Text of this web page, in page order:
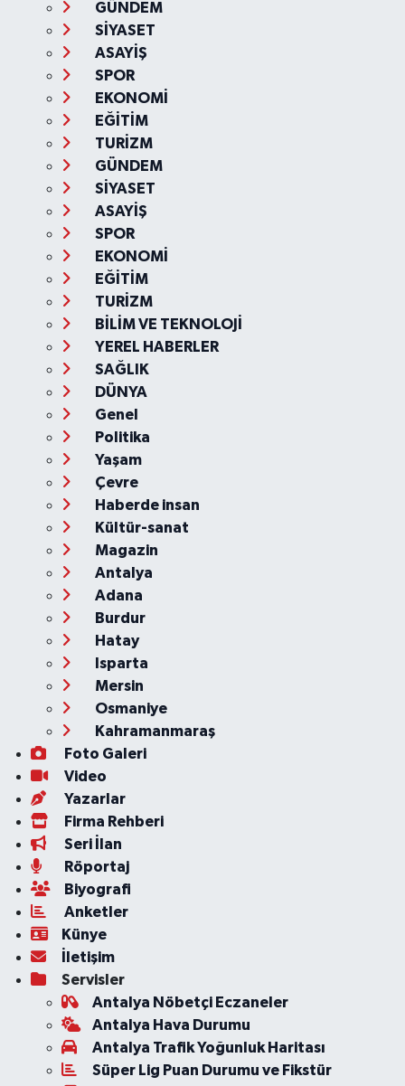
GÜNDEM
SİYASET
ASAYİŞ
SPOR
EKONOMİ
EĞİTİM
TURİZM
GÜNDEM
SİYASET
ASAYİŞ
SPOR
EKONOMİ
EĞİTİM
TURİZM
BİLİM VE TEKNOLOJİ
YEREL HABERLER
SAĞLIK
DÜNYA
Genel
Politika
Yaşam
Çevre
Haberde insan
Kültür-sanat
Magazin
Antalya
Adana
Burdur
Hatay
Isparta
Mersin
Osmaniye
Kahramanmaraş
Foto Galeri
Video
Yazarlar
Firma Rehberi
Seri İlan
Röportaj
Biyografi
Anketler
Künye
İletişim
Servisler
Antalya Nöbetçi Eczaneler
Antalya Hava Durumu
Antalya Trafik Yoğunluk Haritası
Süper Lig Puan Durumu ve Fikstür